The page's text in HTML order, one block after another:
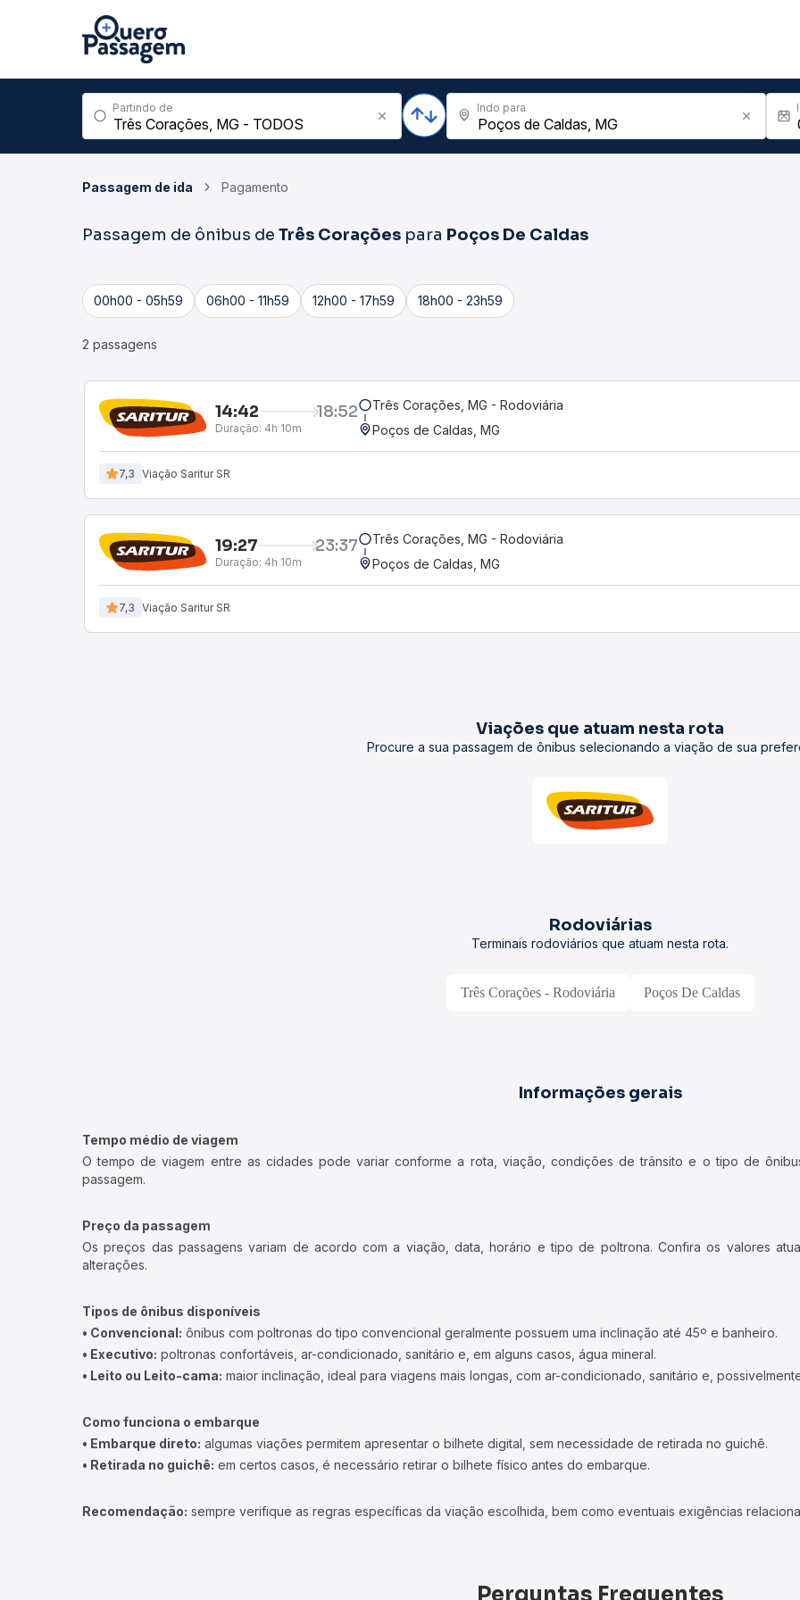
Partindo de Indo para
Passagem de ida Pagamento
Passagem de ônibus de Três Corações para Poços De Caldas
00h00 - 05h59 06h00 - 11h59 12h00 - 17h59 18h00 - 23h59
2 passagens
14:42 18:52
Duração: 4h 10m
Três Corações, MG - Rodoviária
Poços de Caldas, MG
7,3 Viação Saritur SR
19:27 23:37
Duração: 4h 10m
Três Corações, MG - Rodoviária
Poços de Caldas, MG
7,3 Viação Saritur SR
Viações que atuam nesta rota
Procure a sua passagem de ônibus selecionando a viação de sua
Rodoviárias
Terminais rodoviários que atuam nesta rota.
Três Corações - Rodoviária Poços De Caldas
Informações gerais
Tempo médio de viagem
O tempo de viagem entre as cidades pode variar conforme a rota, viação, condições de trânsito e o tipo de
passagem.
Preço da passagem
Os preços das passagens variam de acordo com a viação, data, horário e tipo de poltrona. Confira os valores
alterações.
Tipos de ônibus disponíveis
• Convencional: ônibus com poltronas do tipo convencional geralmente possuem uma inclinação até 45º e banheiro.
• Executivo: poltronas confortáveis, ar-condicionado, sanitário e, em alguns casos, água mineral.
• Leito ou Leito-cama: maior inclinação, ideal para viagens mais longas, com ar-condicionado, sanitário e,
Como funciona o embarque
• Embarque direto: algumas viações permitem apresentar o bilhete digital, sem necessidade de retirada no guichê.
• Retirada no guichê: em certos casos, é necessário retirar o bilhete físico antes do embarque.
Recomendação: sempre verifique as regras específicas da viação escolhida, bem como eventuais exigências
Perguntas Frequentes